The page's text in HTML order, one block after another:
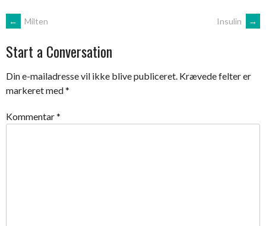
Post
navigation
← Milten Insulin →
Start a Conversation
Din e-mailadresse vil ikke blive publiceret. Krævede felter er
markeret med*
Kommentar*